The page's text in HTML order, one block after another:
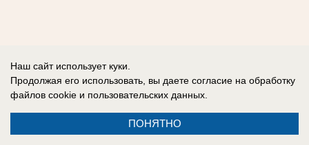
Наш сайт использует куки.
Продолжая его использовать, вы даете согласие на обработку
файлов cookie и пользовательских данных.
ПОНЯТНО